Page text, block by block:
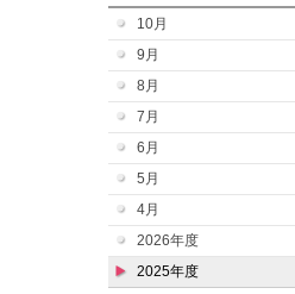
10月
9月
8月
7月
6月
5月
4月
2026年度
2025年度